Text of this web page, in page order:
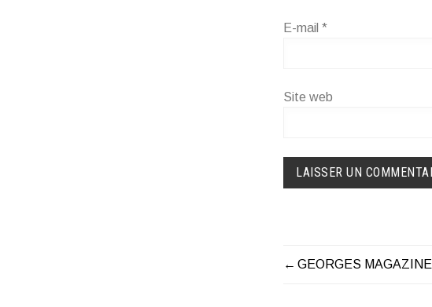
E-mail *
Site web
NAVIGATION
GEORGES MAGAZINE